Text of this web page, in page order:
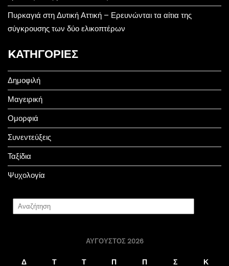
Πυρκαγιά στη Δυτική Αττική – Ερευνώνται τα αίτια της
σύγκρουσης των δύο ελικοπτέρων
KΑΤΗΓΟΡΊΕΣ
Δημοφιλή
Μαγειρική
Ομορφιά
Συνεντεύξεις
Ταξίδια
Ψυχολογία
ΑΎΓΟΥΣΤΟΣ 2026
Δ Τ Τ Π Π Σ Κ